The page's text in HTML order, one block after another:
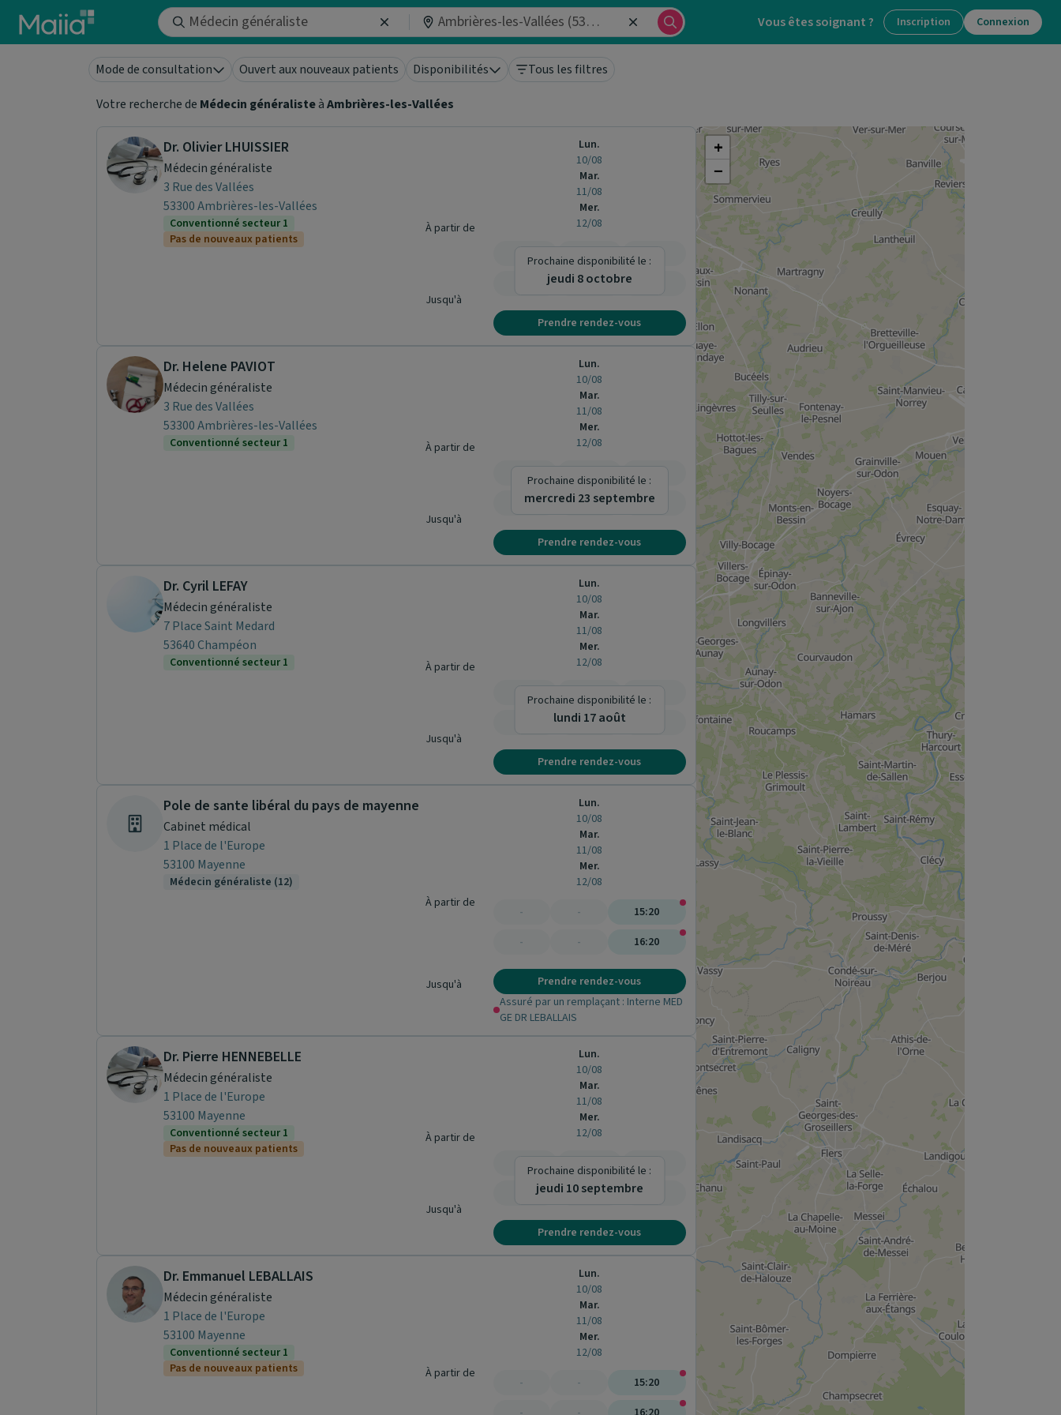
Aller au contenu principal Vous êtes soignant ? Inscription Connexion
Mode de consultation Ouvert aux nouveaux patients Disponibilités
Tous les filtres
Votre recherche de Médecin généralisteàAmbrières-les-Vallées
Dr. Olivier LHUISSIER
Médecin généraliste
3 Rue des Vallées
53300 Ambrières-les-Vallées
Conventionné secteur 1
Pas de nouveaux patients
À partir de
Jusqu'à
Lun.
10/08
Mar.
11/08
Mer.
12/08
-
Prochaine disponibilité le :
jeudi 8 octobre
Prendre rendez-vous
Dr. Helene PAVIOT
Médecin généraliste
3 Rue des Vallées
53300 Ambrières-les-Vallées
Conventionné secteur 1 À partir de
Jusqu'à
Lun.
10/08
Mar.
11/08
Mer.
12/08
-
-
-
Prochaine disponibilité le :
mercredi 23 septembre
Prendre rendez-vous
Dr. Cyril LEFAY
Médecin généraliste
7 Place Saint Medard
53640 Champéon
Conventionné secteur 1 À partir de
Jusqu'à
Lun.
10/08
Mar.
11/08
Mer.
12/08
-
Prochaine disponibilité le :
lundi 17 août
Prendre rendez-vous
Pole de sante libéral du pays de mayenne
Cabinet médical
1 Place de l'Europe
53100 Mayenne
Médecin généraliste (12)
À partir de
Jusqu'à
Lun.
10/08
Mar.
11/08
Mer.
12/08
-
-
-
-
15:20
16:20
Prendre rendez-vous
Assuré par un remplaçant : Interne MED
GE DR LEBALLAIS
Dr. Pierre HENNEBELLE
Médecin généraliste
1 Place de l'Europe
53100 Mayenne
Conventionné secteur 1
Pas de nouveaux patients
À partir de
Jusqu'à
Lun.
10/08
Mar.
11/08
Mer.
12/08
-
Prochaine disponibilité le :
jeudi 10 septembre
Prendre rendez-vous
Dr. Emmanuel LEBALLAIS
Médecin généraliste
1 Place de l'Europe
53100 Mayenne
Conventionné secteur 1
Pas de nouveaux patients
À partir de
Lun.
10/08
Mar.
11/08
Mer.
12/08
-
-
15:20
+
−